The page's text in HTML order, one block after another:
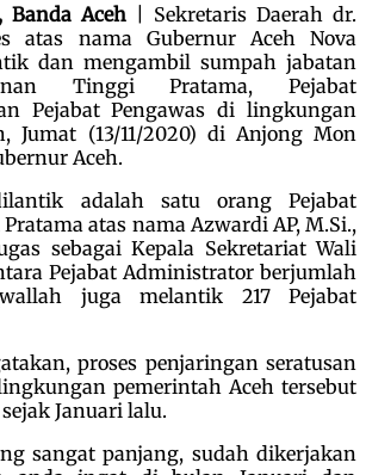
Banda Aceh | Sekretaris Daerah dr.
atas nama Gubernur Aceh Nova
dan mengambil sumpah jabatan
Tinggi Pratama, Pejabat
Pejabat Pengawas di lingkungan
Jumat (13/11/2020) di Anjong Mon
Aceh.
adalah satu orang Pejabat
atas nama Azwardi AP, M.Si.,
sebagai Kepala Sekretariat Wali
Pejabat Administrator berjumlah
juga melantik 217 Pejabat
proses penjaringan seratusan
pemerintah Aceh tersebut
Januari lalu.
sangat panjang, sudah dikerjakan